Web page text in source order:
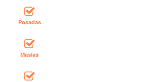
Posadas
Masías